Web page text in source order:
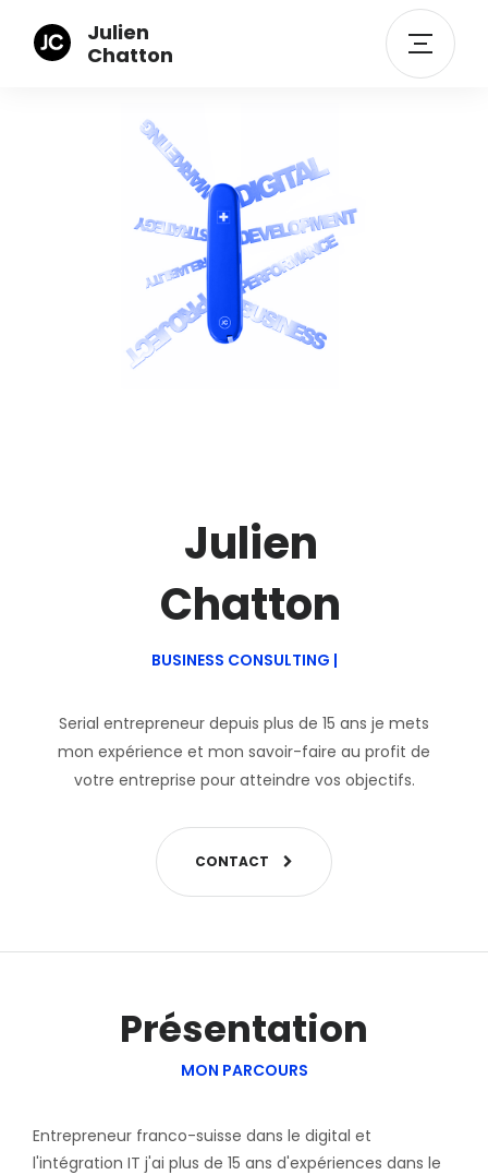
Julien
Chatton
Julien
Chatton
BUSINESS CONSULTING |
Serial entrepreneur depuis plus de 15 ans je mets
mon expérience et mon savoir-faire au profit de
votre entreprise pour atteindre vos objectifs.
CONTACT
Présentation
MON PARCOURS
Entrepreneur franco-suisse dans le digital et
l'intégration IT j'ai plus de 15 ans d'expériences dans le